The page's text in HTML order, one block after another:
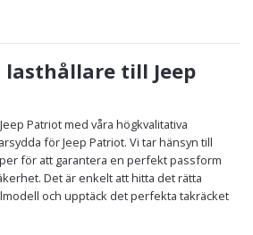
lasthållare till Jeep
Patriot med våra högkvalitativa
för Jeep Patriot. Vi tar hänsyn till
för att garantera en perfekt passform
Det är enkelt att hitta det rätta
och upptäck det perfekta takräcket